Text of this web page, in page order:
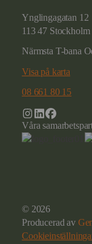
Ynglingagatan 12
113 47 Stockholm
Närmsta T-bana
Visa på karta
08 661 80 15
Våra
© 2026
Producerad av